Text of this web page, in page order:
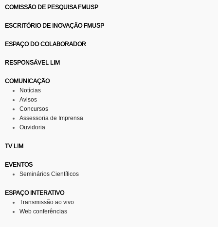
COMISSÃO DE PESQUISA FMUSP
ESCRITÓRIO DE INOVAÇÃO FMUSP
ESPAÇO DO COLABORADOR
RESPONSÁVEL LIM
COMUNICAÇÃO
Notícias
Avisos
Concursos
Assessoria de Imprensa
Ouvidoria
TV LIM
EVENTOS
Seminários Científicos
ESPAÇO INTERATIVO
Transmissão ao vivo
Web conferências